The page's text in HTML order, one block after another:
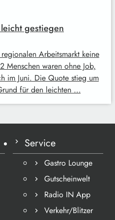
gestiegen
Arbeitsmarkt keine
Menschen waren ohne Job,
im Juni. Die Quote stieg um
für den leichten …
Service
Gastro Lounge
Gutscheinwelt
Radio IN App
Verkehr/Blitzer